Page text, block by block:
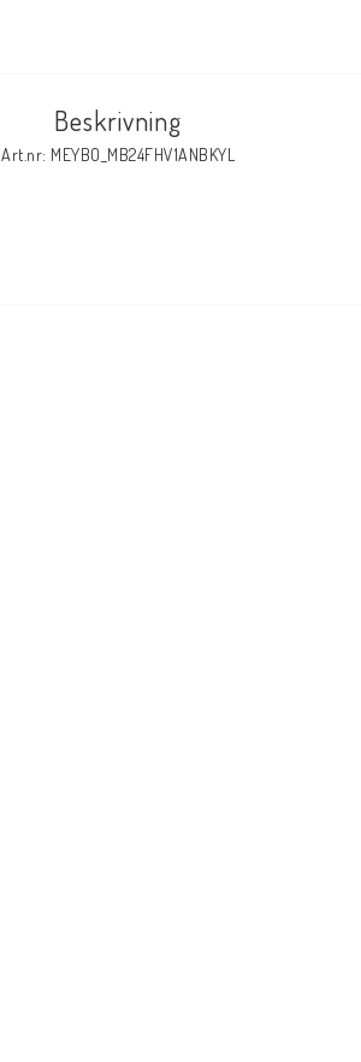
Beskrivning
Art.nr: MEYBO_MB24FHV1ANBKYL